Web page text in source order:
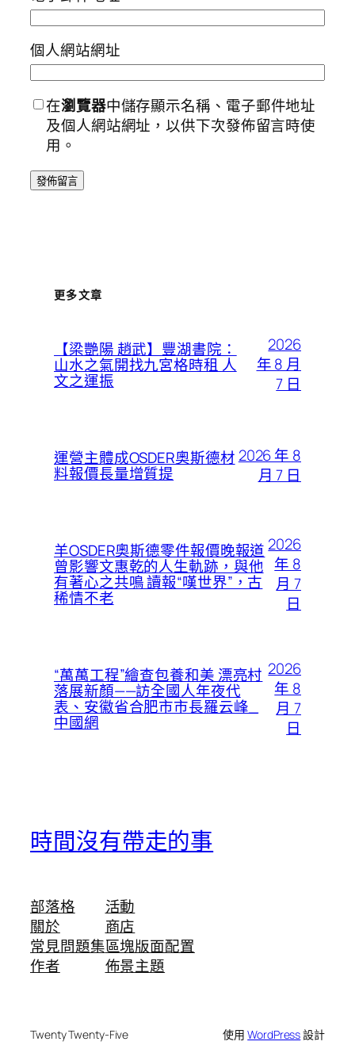
個人網站網址
在瀏覽器中儲存顯示名稱、電子郵件地址
及個人網站網址，以供下次發佈留言時使
用。
更多文章
【梁艷陽 趙武】豐湖書院：
山水之氣開找九宮格時租 人
文之運振
2026
年 8 月
7 日
運營主體成OSDER奧斯德材
料報價長量增質提
2026 年 8
月 7 日
羊OSDER奧斯德零件報價晚報道
曾影響文惠乾的人生軌跡，與他
有著心之共鳴 讀報“嘆世界”，古
稀情不老
2026
年 8
月 7
日
“萬萬工程”繪查包養和美 漂亮村
落展新顏——訪全國人年夜代
表、安徽省合肥市市長羅云峰_
中國網
2026
年 8
月 7
日
時間沒有帶走的事
部落格
關於
常見問題集
作者
活動
商店
區塊版面配置
佈景主題
Twenty Twenty-Five 使用WordPress設計